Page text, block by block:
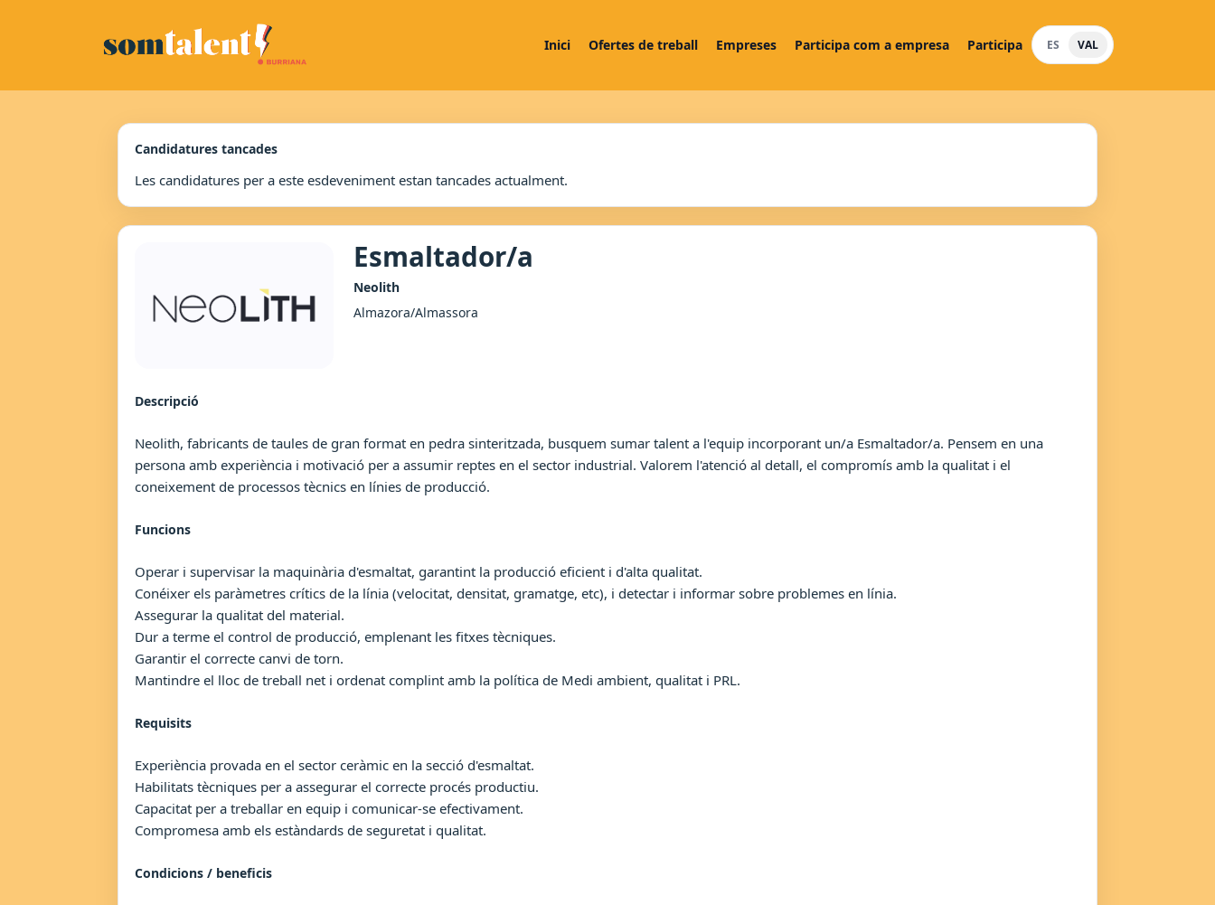
Inici Ofertes de treball Empreses Participa com a empresa Participa ES VAL
Candidatures tancades
Les candidatures per a este esdeveniment estan tancades actualment.
Esmaltador/a
Neolith
Almazora/Almassora
Descripció
Neolith, fabricants de taules de gran format en pedra sinteritzada, busquem sumar talent a l'equip incorporant un/a Esmaltador/a. Pensem en una
persona amb experiència i motivació per a assumir reptes en el sector industrial. Valorem l'atenció al detall, el compromís amb la qualitat i el
coneixement de processos tècnics en línies de producció.
Funcions
Operar i supervisar la maquinària d'esmaltat, garantint la producció eficient i d'alta qualitat.
Conéixer els paràmetres crítics de la línia (velocitat, densitat, gramatge, etc), i detectar i informar sobre problemes en línia.
Assegurar la qualitat del material.
Dur a terme el control de producció, emplenant les fitxes tècniques.
Garantir el correcte canvi de torn.
Mantindre el lloc de treball net i ordenat complint amb la política de Medi ambient, qualitat i PRL.
Requisits
Experiència provada en el sector ceràmic en la secció d'esmaltat.
Habilitats tècniques per a assegurar el correcte procés productiu.
Capacitat per a treballar en equip i comunicar-se efectivament.
Compromesa amb els estàndards de seguretat i qualitat.
Condicions / beneficis